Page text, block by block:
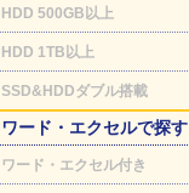
HDD 500GB以上
HDD 1TB以上
SSD&HDDダブル搭載
ワード・エクセルで探す
ワード・エクセル付き